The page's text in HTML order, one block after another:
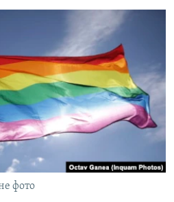
фото